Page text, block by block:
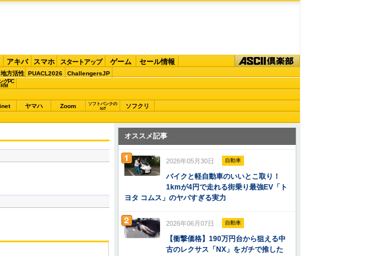
アキバ スマホ スタートアップ ゲーム セール情報
地方活性 PUACL2026 ChallengersJP
グPC
ヤマハ Zoom
ソフトバンクの
IoT
ソフクリ
オススメ記事
2026年05月30日 自動車
バイクと軽自動車のいいとこ取り！
1kmが4円で走れる街乗り最強EV「ト
ヨタ コムス」のヤバすぎる実力
2026年06月07日 自動車
【衝撃価格】190万円台から狙える中
古のレクサス「NX」をガチで推した